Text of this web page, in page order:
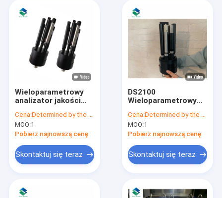
Wieloparametrowy
analizator jakości
badania jakości wody
Cena:Determined by the number of specific orders
MOQ:1
Pobierz najnowszą cenę
Skontaktuj się teraz
DS2100
Wieloparametrowy
wody Detektor
System czujników
testowych słonej
Cena:Determined by the number of specific orders
MOQ:1
Pobierz najnowszą cenę
Skontaktuj się teraz